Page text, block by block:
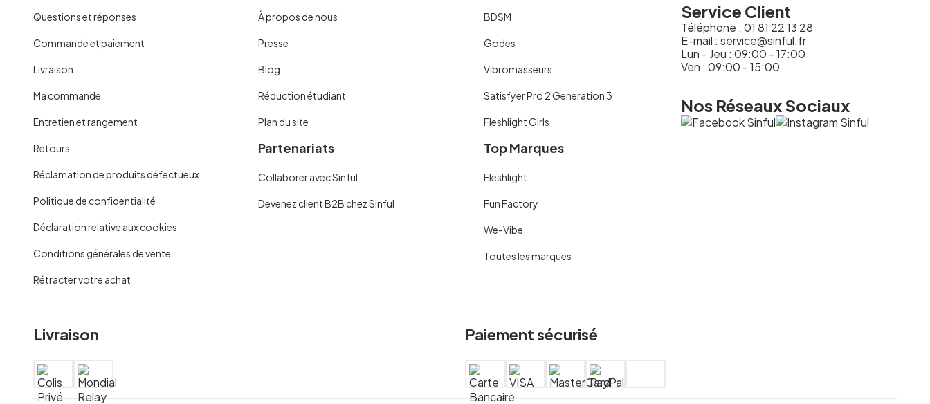
Questions et réponses
Commande et paiement
Livraison
Ma commande
Entretien et rangement
Retours
Réclamation de produits défectueux
Politique de confidentialité
Déclaration relative aux cookies
Conditions générales de vente
Rétracter votre achat
À propos de nous
Presse
Blog
Réduction étudiant
Plan du site
Partenariats
Collaborer avec Sinful
Devenez client B2B chez Sinful
BDSM
Godes
Vibromasseurs
Satisfyer Pro 2 Generation 3
Fleshlight Girls
Top Marques
Fleshlight
Fun Factory
We-Vibe
Toutes les marques
Service Client
Téléphone : 01 81 22 13 28
E-mail : service@sinful.fr
Lun - Jeu : 09:00 - 17:00
Ven : 09:00 - 15:00
Nos Réseaux Sociaux
Livraison Paiement sécurisé